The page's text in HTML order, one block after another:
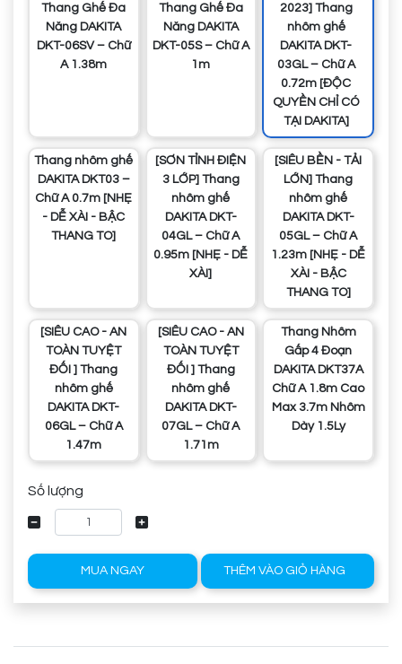
Thang Ghế Đa
Năng DAKITA
DKT-06SV – Chữ
A 1.38m
Thang Ghế Đa
Năng DAKITA
DKT-05S – Chữ A
1m
2023] Thang
nhôm ghế
DAKITA DKT-
03GL – Chữ A
0.72m [ĐỘC
QUYỀN CHỈ CÓ
TẠI DAKITA]
Thang nhôm ghế
DAKITA DKT03 –
Chữ A 0.7m [NHẸ
- DỄ XÀI - BẬC
THANG TO]
[SƠN TỈNH ĐIỆN
3 LỚP] Thang
nhôm ghế
DAKITA DKT-
04GL – Chữ A
0.95m [NHẸ - DỄ
XÀI]
[SIÊU BỀN - TẢI
LỚN] Thang
nhôm ghế
DAKITA DKT-
05GL – Chữ A
1.23m [NHẸ - DỄ
XÀI - BẬC
THANG TO]
[SIÊU CAO - AN
TOÀN TUYỆT
ĐỐI ] Thang
nhôm ghế
DAKITA DKT-
06GL – Chữ A
1.47m
[SIÊU CAO - AN
TOÀN TUYỆT
ĐỐI ] Thang
nhôm ghế
DAKITA DKT-
07GL – Chữ A
1.71m
Thang Nhôm
Gấp 4 Đoạn
DAKITA DKT37A
Chữ A 1.8m Cao
Max 3.7m Nhôm
Dày 1.5Ly
Số lượng
MUA NGAY THÊM VÀO GIỎ HÀNG